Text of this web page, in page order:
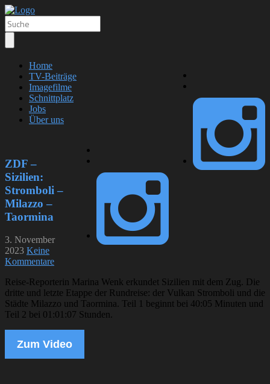
Home
TV-Beiträge
Imagefilme
Schnittplatz
Jobs
Über uns
ZDF –
Sizilien:
Stromboli –
Milazzo –
Taormina
3. November
2023 Keine
Kommentare
Reise-Reporterin Marina Wenk erkundet Sizilien mit dem Zug. Die
dritte und letzte Etappe der Rundreise: der Vulkan Stromboli und die
Städte Milazzo und Taormina. Teil 1 beginnt bei 40:05 Minuten und
Teil 2 bei 01:01:07 Stunden.
Zum Video